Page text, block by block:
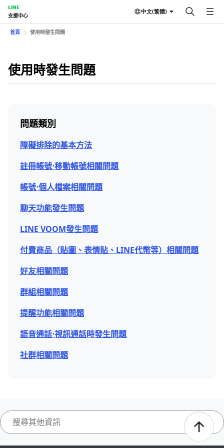
LINE
支援中心
中文(繁體)
首頁 使用時發生問題
使用時發生問題
問題類別
障礙排除的基本方法
註冊帳號⋅移動帳號相關問題
帳號⋅個人檔案相關問題
聊天功能發生問題
LINE VOOM發生問題
付費商品（貼圖、表情貼、LINE代幣等）相關問題
好友相關問題
群組相關問題
提醒功能相關問題
語音通話⋅視訊通話時發生問題
社群相關問題